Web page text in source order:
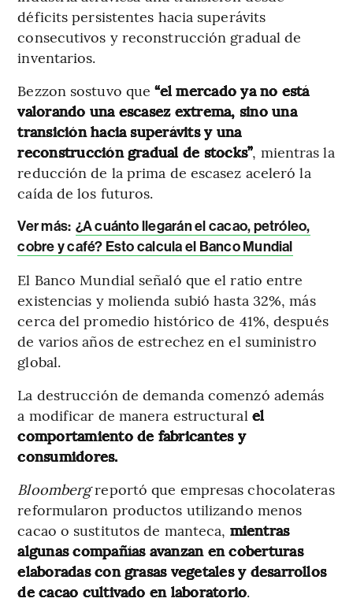
déficits persistentes hacia superávits
consecutivos y reconstrucción gradual de
inventarios.
Bezzon sostuvo que “el mercado ya no está
valorando una escasez extrema, sino una
transición hacia superávits y una
reconstrucción gradual de stocks”, mientras la
reducción de la prima de escasez aceleró la
caída de los futuros.
Ver más: ¿A cuánto llegarán el cacao, petróleo,
cobre y café? Esto calcula el Banco Mundial
El Banco Mundial señaló que el ratio entre
existencias y molienda subió hasta 32%, más
cerca del promedio histórico de 41%, después
de varios años de estrechez en el suministro
global.
La destrucción de demanda comenzó además
a modificar de manera estructural el
comportamiento de fabricantes y
consumidores.
Bloombergreportó que empresas chocolateras
reformularon productos utilizando menos
cacao o sustitutos de manteca, mientras
algunas compañías avanzan en coberturas
elaboradas con grasas vegetales y desarrollos
de cacao cultivado en laboratorio.